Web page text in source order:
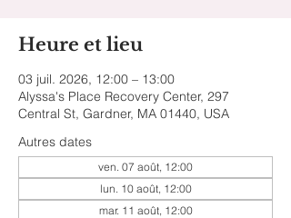
Heure et lieu
03 juil. 2026, 12:00 – 13:00
Alyssa's Place Recovery Center, 297
Central St, Gardner, MA 01440, USA
Autres dates
ven. 07 août, 12:00
lun. 10 août, 12:00
mar. 11 août, 12:00